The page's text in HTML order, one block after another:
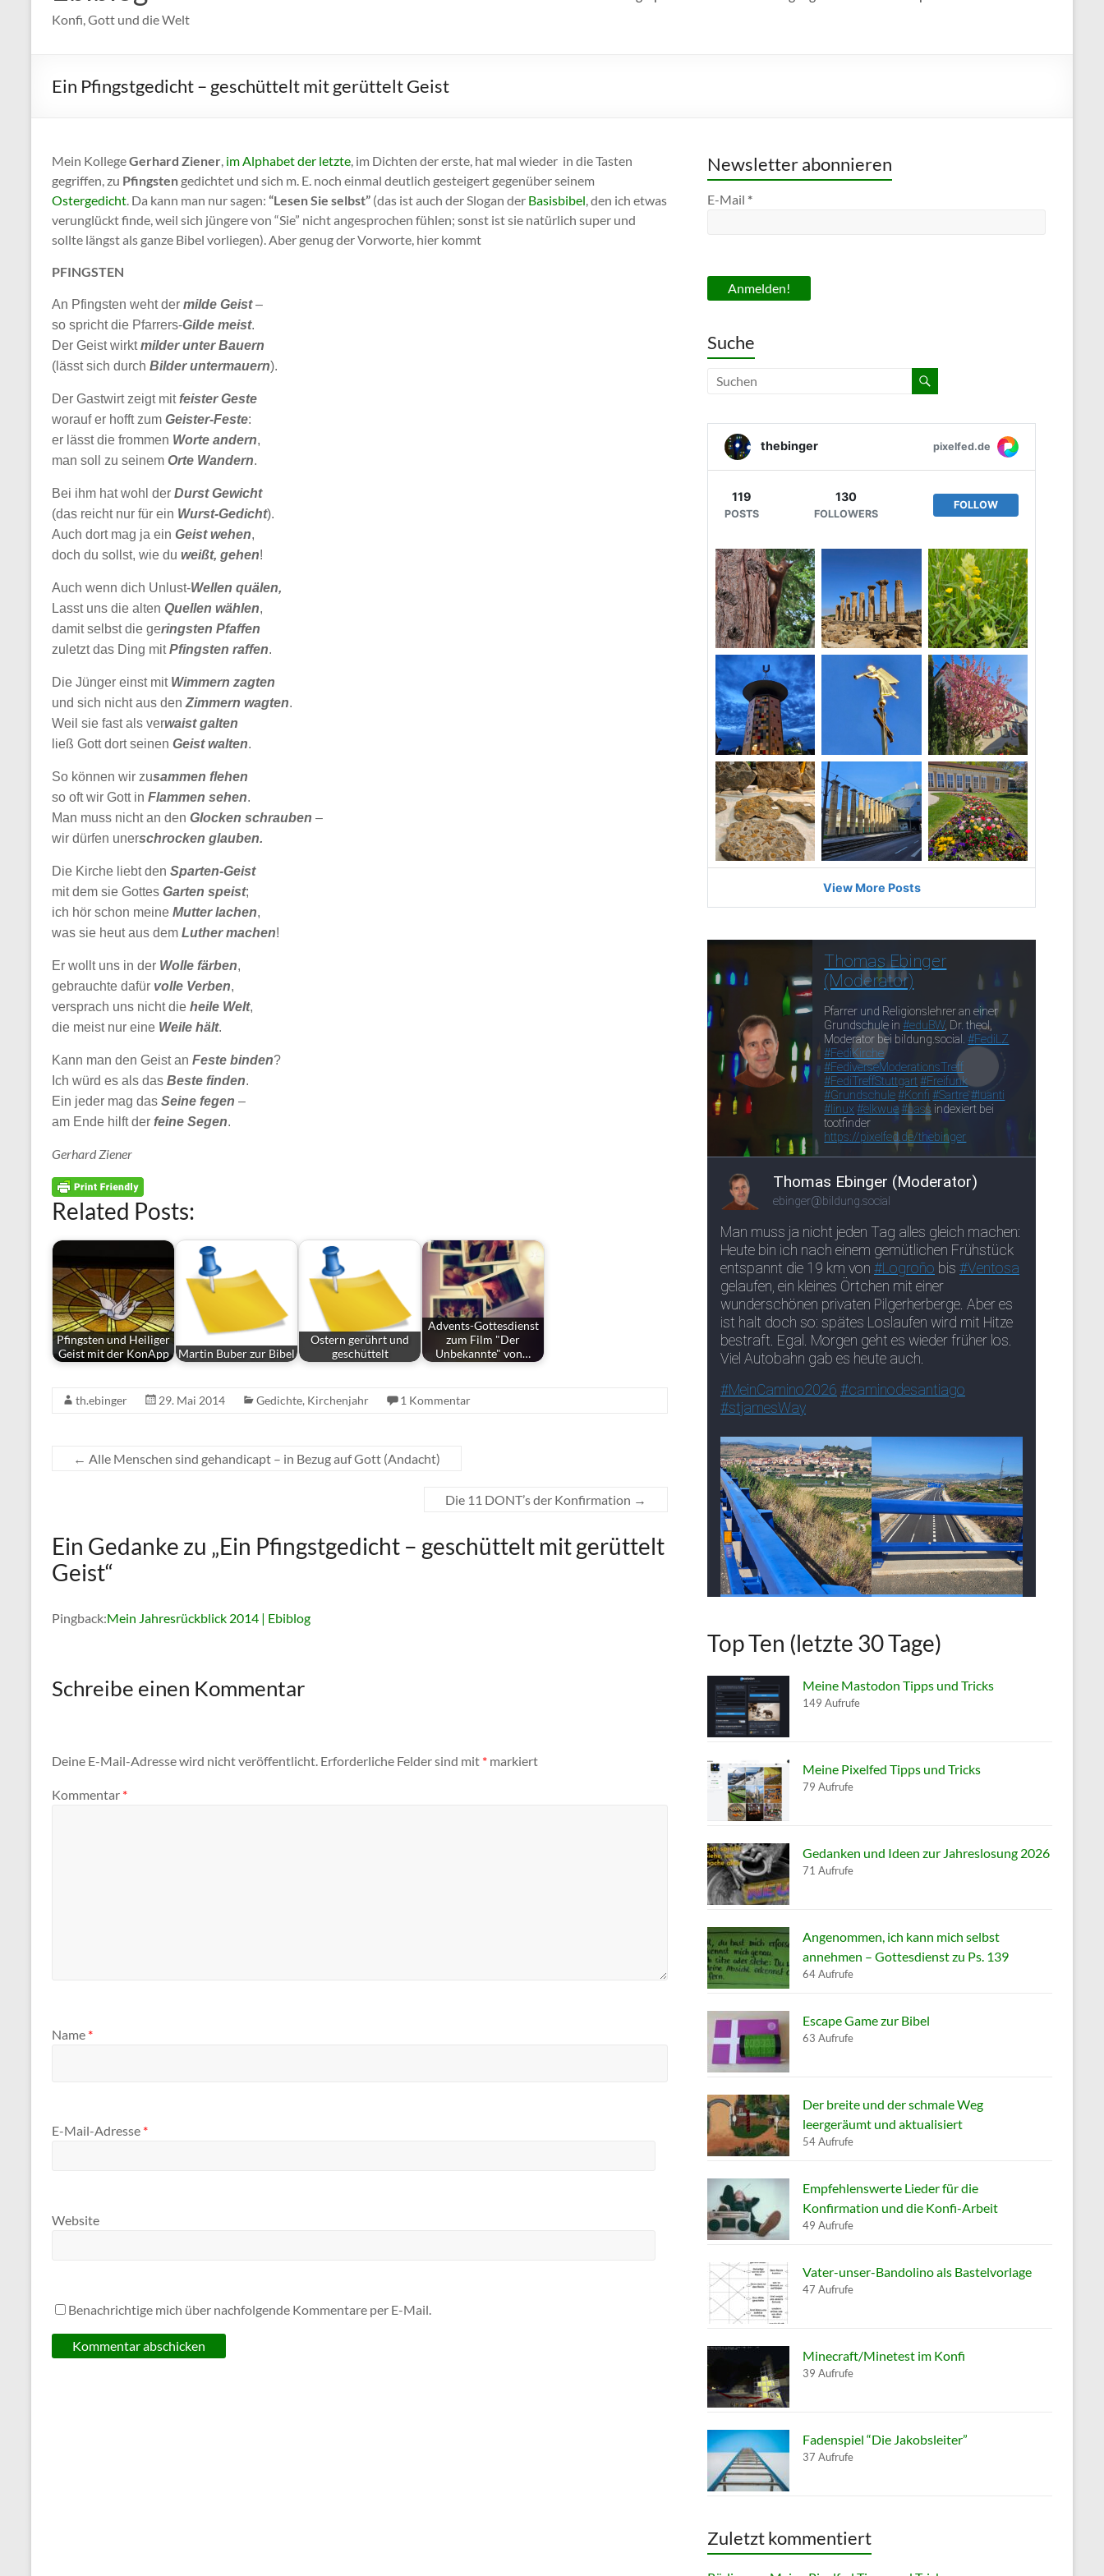
Konfi, Gott und die Welt
Ein Pfingstgedicht – geschüttelt mit gerüttelt Geist
Mein KollegeGerhard Ziener, im Alphabet der letzte, im Dichten der erste, hat mal wieder in die Tasten
gegriffen, zu Pfingsten gedichtet und sich m. E. noch einmal deutlich gesteigert gegenüber seinem
Ostergedicht. Da kann man nur sagen: “Lesen Sie selbst” (das ist auch der Slogan der Basisbibel, den ich etwas
verunglückt finde, weil sich jüngere von “Sie” nicht angesprochen fühlen; sonst ist sie natürlich super und
sollte längst als ganze Bibel vorliegen). Aber genug der Vorworte, hier kommt
PFINGSTEN
An Pfingsten weht der milde Geist–
so spricht die Pfarrers-Gilde meist.
Der Geist wirktmilder unter Bauern
(lässt sich durch Bilder untermauern).
Der Gastwirt zeigt mitfeister Geste
worauf er hofft zum Geister-Feste:
er lässt die frommen Worte andern,
man soll zu seinem Orte Wandern.
Bei ihm hat wohl der Durst Gewicht
(das reicht nur für ein Wurst-Gedicht).
Auch dort mag ja ein Geist wehen,
doch du sollst, wie du weißt, gehen!
Auch wenn dich Unlust-Wellen quälen,
Lasst uns die alten Quellen wählen,
damit selbst die geringsten Pfaffen
zuletzt das Ding mitPfingsten raffen.
Die Jünger einst mit Wimmern zagten
und sich nicht aus den Zimmern wagten.
Weil sie fast als verwaistgalten
ließ Gott dort seinen Geist walten.
So können wir zusammen flehen
so oft wir Gott in Flammen sehen.
Man muss nicht an den Glocken schrauben –
wir dürfen unerschrocken glauben.
Die Kirche liebt den Sparten-Geist
mit dem sie Gottes Garten speist;
ich hör schon meine Mutter lachen,
was sie heut aus dem Luther machen!
Er wollt uns in der Wolle färben,
gebrauchte dafür volle Verben,
versprach uns nicht die heile Welt,
die meist nur eine Weile hält.
Kann man den Geist an Feste binden?
Ich würd es als das Beste finden.
Ein jeder mag das Seine fegen –
am Ende hilft der feine Segen.
Gerhard Ziener
Related Posts:
Pfingsten und Heiliger
Geist mit der KonApp
Martin Buber zur Bibel
Ostern gerührt und
geschüttelt
Advents-Gottesdienst
zum Film "Der
Unbekannte" von…
th.ebinger 29. Mai 2014 Gedichte, Kirchenjahr 1 Kommentar
← Alle Menschen sind gehandicapt – in Bezug auf Gott (Andacht)
Die 11 DONT’s der Konfirmation →
Ein Gedanke zu „Ein Pfingstgedicht – geschüttelt mit gerüttelt
Geist“
Pingback:Mein Jahresrückblick 2014 | Ebiblog
Schreibe einen Kommentar
Deine E-Mail-Adresse wird nicht veröffentlicht. Erforderliche Felder sind mit * markiert
Kommentar *
Name *
E-Mail-Adresse *
Website
Benachrichtige mich über nachfolgende Kommentare per E-Mail.
Newsletter abonnieren
E-Mail *
Suche
Top Ten (letzte 30 Tage)
Meine Mastodon Tipps und Tricks
149 Aufrufe
Meine Pixelfed Tipps und Tricks
79 Aufrufe
Gedanken und Ideen zur Jahreslosung 2026
71 Aufrufe
Angenommen, ich kann mich selbst
annehmen – Gottesdienst zu Ps. 139
64 Aufrufe
Escape Game zur Bibel
63 Aufrufe
Der breite und der schmale Weg
leergeräumt und aktualisiert
54 Aufrufe
Empfehlenswerte Lieder für die
Konfirmation und die Konfi-Arbeit
49 Aufrufe
Vater-unser-Bandolino als Bastelvorlage
47 Aufrufe
Minecraft/Minetest im Konfi
39 Aufrufe
Fadenspiel “Die Jakobsleiter”
37 Aufrufe
Zuletzt kommentiert